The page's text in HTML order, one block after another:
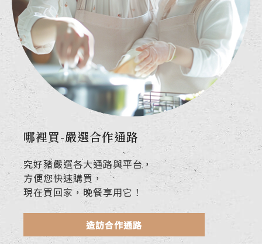
哪裡買-嚴選合作通路
究好豬嚴選各大通路與平台，
方便您快速購買，
現在買回家，晚餐享用它！
造訪合作通路